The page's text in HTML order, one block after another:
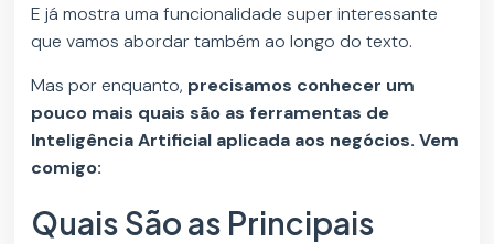
E já mostra uma funcionalidade super interessante
que vamos abordar também ao longo do texto.
Mas por enquanto, precisamos conhecer um
pouco mais quais são as ferramentas de
Inteligência Artificial aplicada aos negócios. Vem
comigo:
Quais São as Principais